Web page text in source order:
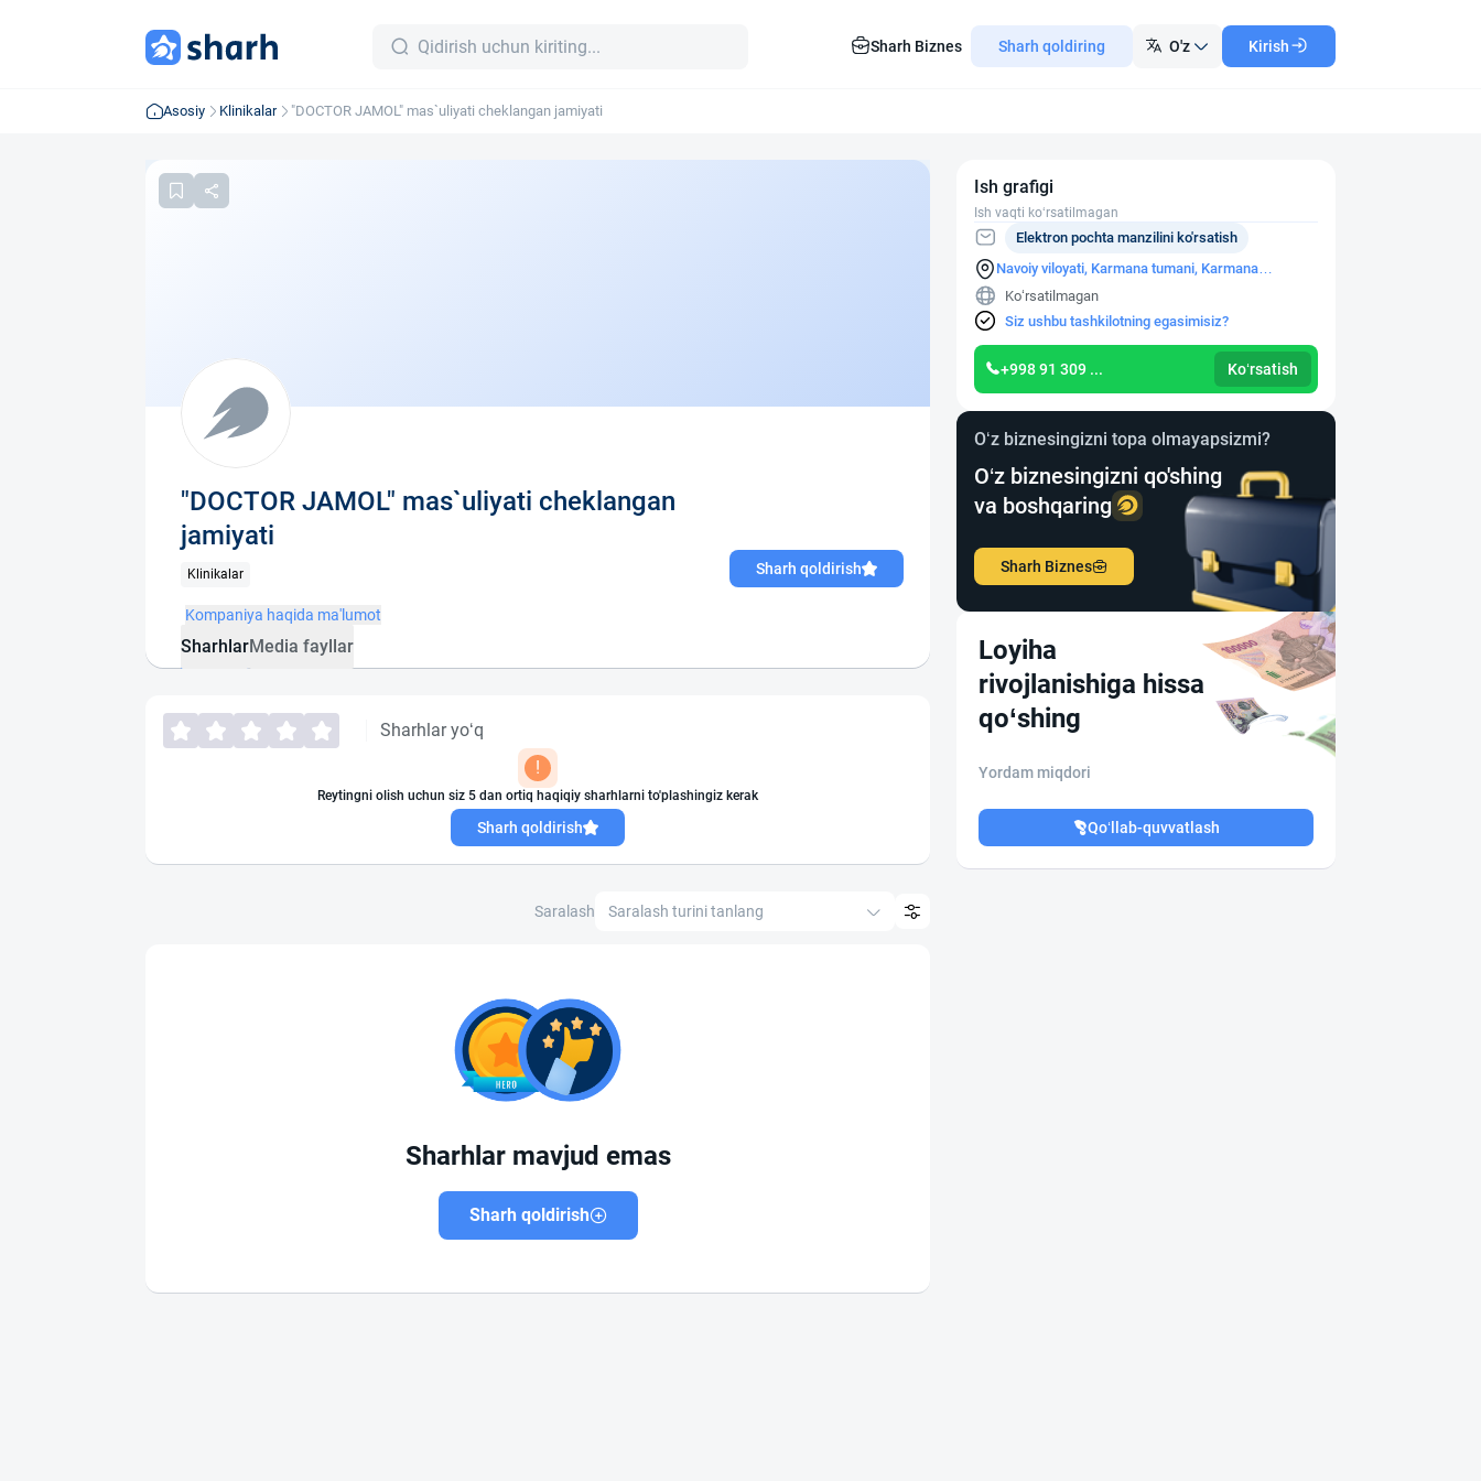
Sharh Biznes Sharh qoldiring O'z Kirish
Asosiy Klinikalar "DOCTOR JAMOL" mas`uliyati cheklangan jamiyati
"DOCTOR JAMOL" mas`uliyati cheklangan
jamiyati
Klinikalar Sharh qoldirish
Kompaniya haqida ma'lumot
SharhlarMedia fayllar
Sharhlar yo‘q
!
Reytingni olish uchun siz 5 dan ortiq haqiqiy sharhlarni to'plashingiz kerak
Sharh qoldirish
Saralash Saralash turini tanlang
Sharhlar mavjud emas
Sharh qoldirish
Ish grafigi
Ish vaqti ko‘rsatilmagan
Navoiy viloyati, Karmana tumani, Karmana
shaharchasi Beshkent MFY, Beshkent ko'chasi, 38-
uy
Elektron pochta manzilini ko'rsatish
Ko‘rsatilmagan
Siz ushbu tashkilotning egasimisiz?
+998 91 309 ... Ko‘rsatish
O‘z biznesingizni topa olmayapsizmi?
O‘z biznesingizni qo'shing
va boshqaring
Sharh Biznes
Loyiha
rivojlanishiga hissa
qo‘shing
Yordam miqdori
Qo‘llab-quvvatlash